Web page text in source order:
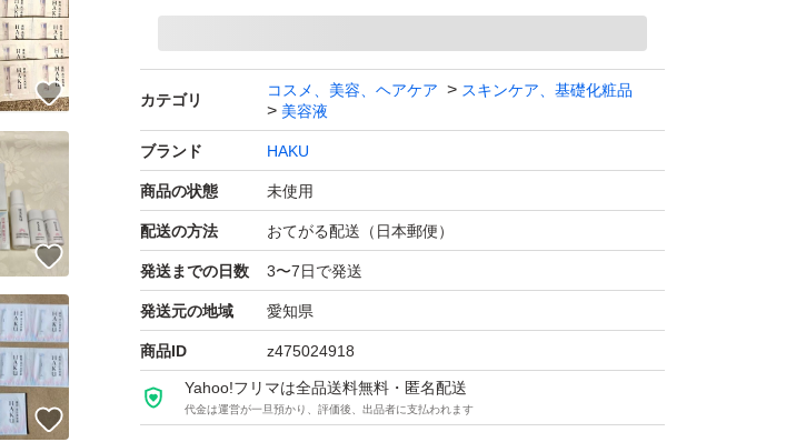
カテゴリ
コスメ、美容、ヘアケア
スキンケア、基礎化粧品
美容液
ブランド HAKU
商品の状態 未使用
配送の方法 おてがる配送（日本郵便）
発送までの日数 3〜7日で発送
発送元の地域 愛知県
商品ID z475024918
Yahoo!フリマは全品送料無料・匿名配送
代金は運営が一旦預かり、評価後、出品者に支払われます
いいね！